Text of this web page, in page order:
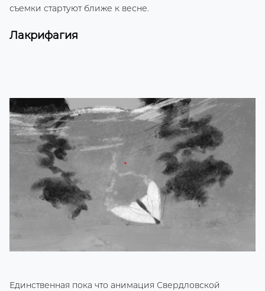
съемки стартуют ближе к весне.
Лакрифагия
Единственная пока что анимация Свердловской